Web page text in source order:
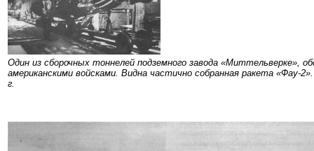
Один из сборочных тоннелей подземного завода «Миттельверке»,
американскими войсками. Видна частично собранная ракета «Фау-
г.